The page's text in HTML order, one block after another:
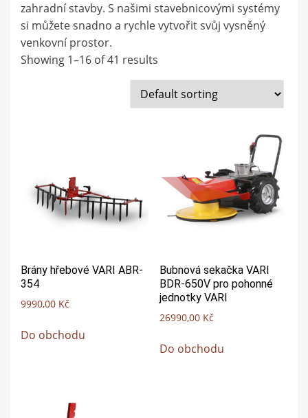
zahradní stavby. S našimi stavebnicovými systémy
si můžete snadno a rychle vytvořit svůj vysněný
venkovní prostor.
Showing 1–16 of 41 results
Brány hřebové VARI ABR-
354
9990,00 Kč
Do obchodu
Bubnová sekačka VARI
BDR-650V pro pohonné
jednotky VARI
26990,00 Kč
Do obchodu